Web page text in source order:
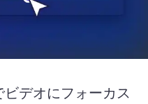
デオにフォーカス